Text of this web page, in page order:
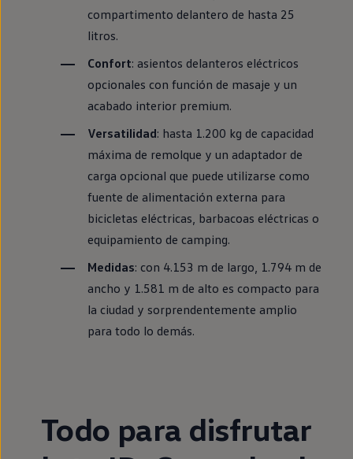
compartimento delantero de hasta 25
litros.
Confort: asientos delanteros eléctricos
opcionales con función de masaje y un
acabado interior premium.
Versatilidad: hasta 1.200 kg de capacidad
máxima de remolque y un adaptador de
carga opcional que puede utilizarse como
fuente de alimentación externa para
bicicletas eléctricas, barbacoas eléctricas o
equipamiento de camping.
Medidas: con 4.153 m de largo, 1.794 m de
ancho y 1.581 m de alto es compacto para
la ciudad y sorprendentemente amplio
para todo lo demás.
Todo para disfrutar